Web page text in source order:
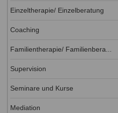
Einzeltherapie/ Einzelberatung
Coaching
Familientherapie/ Familienbera...
Supervision
Seminare und Kurse
Mediation